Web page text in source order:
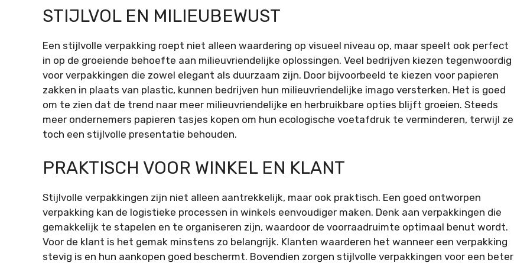
STIJLVOL EN MILIEUBEWUST
Een stijlvolle verpakking roept niet alleen waardering op visueel niveau op, maar speelt ook perfect
in op de groeiende behoefte aan milieuvriendelijke oplossingen. Veel bedrijven kiezen tegenwoordig
voor verpakkingen die zowel elegant als duurzaam zijn. Door bijvoorbeeld te kiezen voor papieren
zakken in plaats van plastic, kunnen bedrijven hun milieuvriendelijke imago versterken. Het is goed
om te zien dat de trend naar meer milieuvriendelijke en herbruikbare opties blijft groeien. Steeds
meer ondernemers papieren tasjes kopen om hun ecologische voetafdruk te verminderen, terwijl ze
toch een stijlvolle presentatie behouden.
PRAKTISCH VOOR WINKEL EN KLANT
Stijlvolle verpakkingen zijn niet alleen aantrekkelijk, maar ook praktisch. Een goed ontworpen
verpakking kan de logistieke processen in winkels eenvoudiger maken. Denk aan verpakkingen die
gemakkelijk te stapelen en te organiseren zijn, waardoor de voorraadruimte optimaal benut wordt.
Voor de klant is het gemak minstens zo belangrijk. Klanten waarderen het wanneer een verpakking
stevig is en hun aankopen goed beschermt. Bovendien zorgen stijlvolle verpakkingen voor een beter